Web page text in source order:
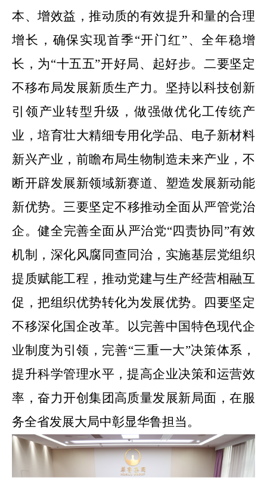
本、增效益，推动质的有效提升和量的合理
增长，确保实现首季“开门红”、全年稳增
长，为“十五五”开好局、起好步。 二要坚定
不移布局发展新质生产力。 坚持以科技创新
引领产业转型升级，做强做优化工传统产
业，培育壮大精细专用化学品、电子新材料
新兴产业，前瞻布局生物制造未来产业，不
断开辟发展新领域新赛道、塑造发展新动能
新优势。三要坚定不移推动全面从严管党治
企。健全完善全面从严治党“四责协同”有效
机制，深化风腐同查同治，实施基层党组织
提质赋能工程，推动党建与生产经营相融互
促，把组织优势转化为发展优势。 四要坚定
不移深化国企改革。
以完善中国特色现代企
业制度为引领，完善“三重一大”决策体系，
提升科学管理水平，提高企业决策和运营效
率，奋力开创集团高质量发展新局面，在服
务全省发展大局中彰显华鲁担当。